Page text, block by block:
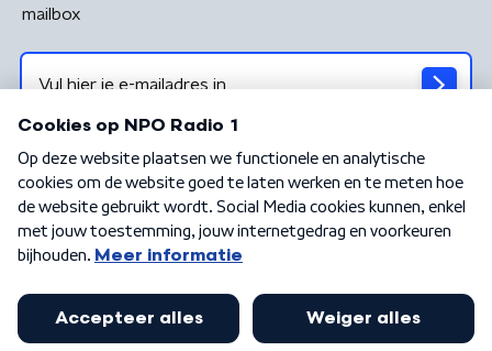
mailbox
Algemene voorwaarden